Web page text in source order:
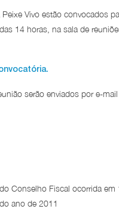
Vivo estão convocados
14 horas, na sala de
serão enviados por e-
Conselho Fiscal ocorrida
ano de 2011